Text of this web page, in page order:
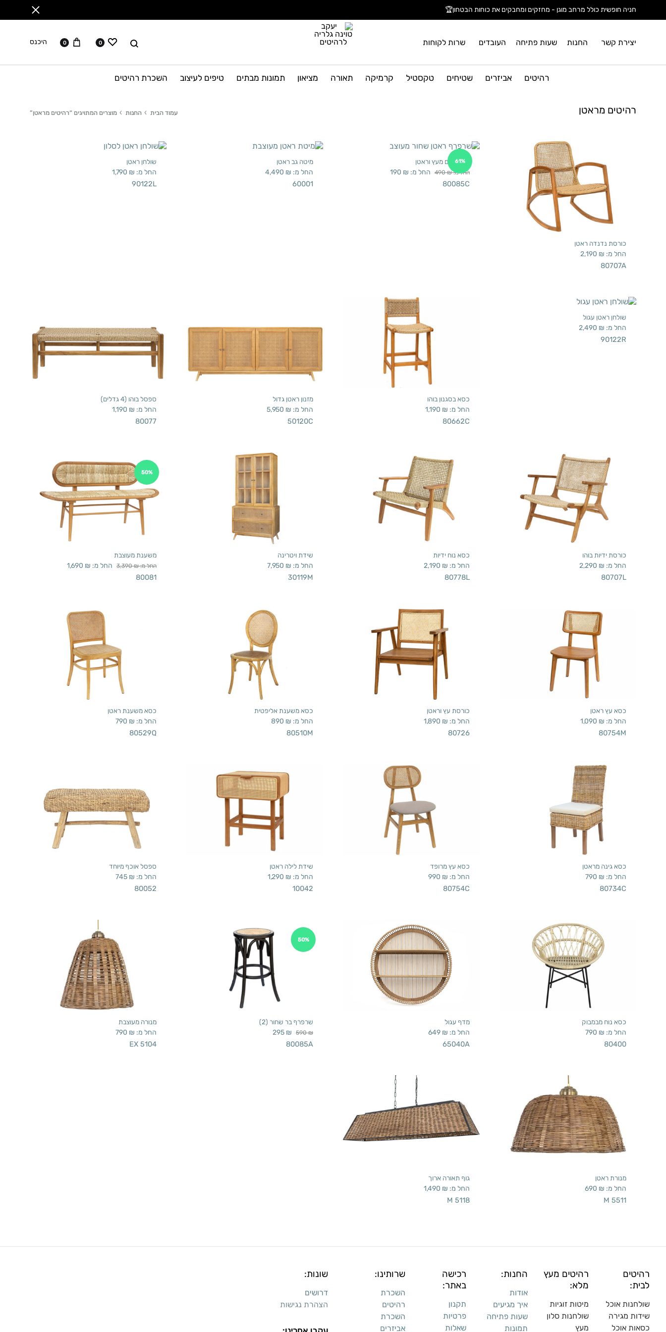
חניה חופשית כולל מרחב מוגן - מחזקים ומחבקים את כוחות הבטחון🏆
יצירת קשר החנות שעות פתיחה העובדים שרות לקוחות
יעקב
טוינה
גלריה
לרהיטים
לחפש ווישליסט
0 עגלה
0 היכנס
רהיטים אביזרים שטיחים טקסטיל קרמיקה תאורה מציאון תמונות מבתים טיפים לעיצוב השכרת רהיטים
רהיטים מראטן עמוד הבית החנות מוצרים המתויגים “רהיטים מראטן”
כורסת נדנדה ראטן
החל מ: 2,190 ₪
80707A
61%
שרפרפים מעץ וראטן
החל מ: 490₪ החל מ: 190 ₪
80085C
מיטה גב ראטן
החל מ: 4,490 ₪
60001
שולחן ראטן
החל מ: 1,790 ₪
90122L
שולחן ראטן עגול
החל מ: 2,490 ₪
90122R
כסא בסגנון בוהו
החל מ: 1,190 ₪
80662C
מזנון ראטן גדול
החל מ: 5,950 ₪
50120C
ספסל בוהו (4 גדלים)
החל מ: 1,190 ₪
80077
כורסת ידיות בוהו
החל מ: 2,290 ₪
80707L
כסא נוח ידיות
החל מ: 2,190 ₪
80778L
שידת ויטרינה
החל מ: 7,950 ₪
30119M
50%
משענת מעוצבת
החל מ: 3,390₪ החל מ: 1,690 ₪
80081
כסא עץ ראטן
החל מ: 1,090 ₪
80754M
כורסת עץ וראטן
החל מ: 1,890 ₪
80726
כסא משענת אליפטית
החל מ: 890 ₪
80510M
כסא משענת ראטן
החל מ: 790 ₪
80529Q
כסא גינה מראטן
החל מ: 790 ₪
80734C
כסא עץ מרופד
החל מ: 990 ₪
80754C
שידת לילה ראטן
החל מ: 1,290 ₪
10042
ספסל אוכף מיוחד
החל מ: 745 ₪
80052
כסא נוח מבמבוק
החל מ: 790 ₪
80400
מדף עגול
החל מ: 649 ₪
65040A
50%
שרפרף בר שחור (2)
590₪
295 ₪
80085A
מנורה מעוצבת
החל מ: 790 ₪
EX 5104
מנורת ראטן
החל מ: 690 ₪
M 5511
גוף תאורה ארוך
החל מ: 1,490 ₪
M 5118
רהיטים
לבית:
שולחנות אוכל
שידות מגירה
כסאות אוכל
רהיטים מעץ
מלא:
מיטות זוגיות
שולחנות סלון
מעץ
החנות:
אודות
איך מגיעים
שעות פתיחה
תמונות
רכישה
באתר:
תקנון
פרטיות
שאלות
שרותינו:
השכרת
רהיטים
השכרת
אביזרים
שונות:
דרושים
הצהרת נגישות